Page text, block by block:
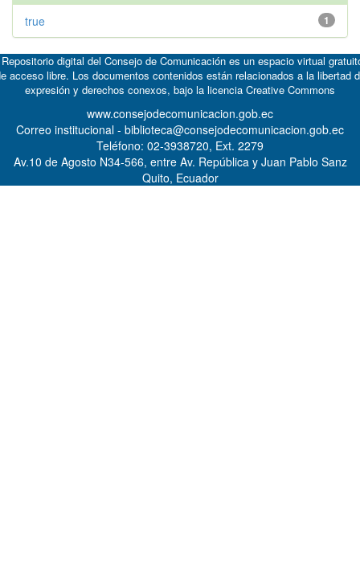
1
true
digital del Consejo de Comunicación es un espacio virtual
acceso libre. Los documentos contenidos están relacionados a la libertad
expresión y derechos conexos, bajo la licencia Creative Commons
www.consejodecomunicacion.gob.ec
Correo institucional - biblioteca@consejodecomunicacion.gob.ec
Teléfono: 02-3938720, Ext. 2279
Av.10 de Agosto N34-566, entre Av. República y Juan Pablo Sanz
Quito, Ecuador